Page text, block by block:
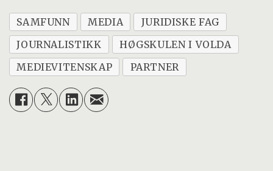
SAMFUNN MEDIA
JURIDISKE FAG
JOURNALISTIKK
HØGSKULEN I VOLDA
MEDIEVITENSKAP
PARTNER